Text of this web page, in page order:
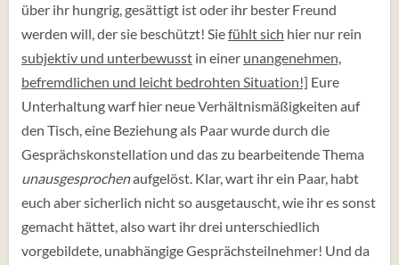
über ihr hungrig, gesättigt ist oder ihr bester Freund
werden will, der sie beschützt! Siefühlt sich hier nur rein
subjektiv und unterbewusst in einer unangenehmen,
befremdlichen und leicht bedrohten Situation!] Eure
Unterhaltung warf hier neue Verhältnismäßigkeiten auf
den Tisch, eine Beziehung als Paar wurde durch die
Gesprächskonstellation und das zu bearbeitende Thema
unausgesprochenaufgelöst. Klar, wart ihr ein Paar, habt
euch aber sicherlich nicht so ausgetauscht, wie ihr es sonst
gemacht hättet, also wart ihr drei unterschiedlich
vorgebildete, unabhängige Gesprächsteilnehmer! Und da